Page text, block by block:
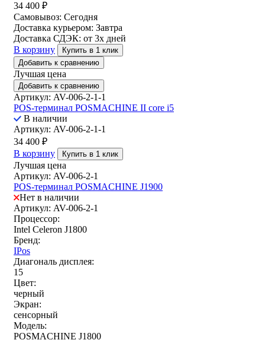
34 400 ₽
Самовывоз: Сегодня
Доставка курьером: Завтра
Доставка СДЭК: от 3х дней
В корзину
Купить в 1 клик
Добавить к сравнению
Лучшая цена
Добавить к сравнению
Артикул: AV-006-2-1-1
POS-терминал POSMACHINE II core i5
В наличии
Артикул: AV-006-2-1-1
34 400 ₽
В корзину
Купить в 1 клик
Лучшая цена
Артикул: AV-006-2-1
POS-терминал POSMACHINE J1900
Нет в наличии
Артикул: AV-006-2-1
Процессор:
Intel Celeron J1800
Бренд:
IPos
Диагональ дисплея:
15
Цвет:
черный
Экран:
сенсорный
Модель:
POSMACHINE J1800